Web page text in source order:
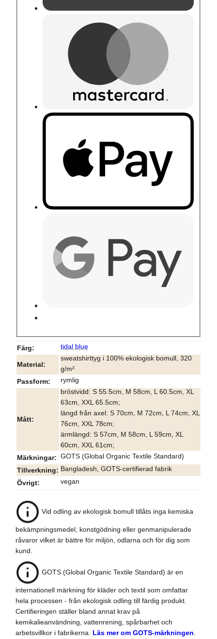
Färg tidal blue
Material
sweatshirttyg i 100% ekologisk bomull, 320
g/m²
Passform
rymlig
Mått
bröstvidd: S 55.5cm, M 58cm, L 60.5cm, XL
63cm, XXL 65.5cm;
längd från axel: S 70cm, M 72cm, L 74cm, XL
76cm, XXL 78cm;
ärmlängd: S 57cm, M 58cm, L 59cm, XL
60cm, XXL 61cm;
Märkningar
GOTS (Global Organic Textile Standard)
Tillverkning
Bangladesh, GOTS-certifierad fabrik
Övrigt
vegan
Vid odling av ekologisk bomull tillåts inga kemiska
bekämpningsmedel, konstgödning eller genmanipulerade
råvaror vilket är bättre för miljön, odlarna och för dig som
kund.
GOTS (Global Organic Textile Standard) är en
internationell märkning för kläder och textil som omfattar
hela processen - från ekologisk odling till färdig produkt.
Certifieringen ställer bland annat krav på
kemikalieanvändning, vattenrening, spårbarhet och
arbetsvillkor i fabrikerna. Läs mer om GOTS-märkningen